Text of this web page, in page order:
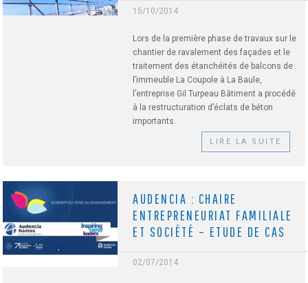
15/10/2014
Lors de la première phase de travaux sur le
chantier de ravalement des façades et le
traitement des étanchéités de balcons de
l’immeuble La Coupole à La Baule,
l’entreprise Gil Turpeau Bâtiment a procédé
à la restructuration d’éclats de béton
importants.
LIRE LA SUITE
AUDENCIA : CHAIRE
ENTREPRENEURIAT FAMILIALE
ET SOCIÉTÉ – ETUDE DE CAS
02/07/2014